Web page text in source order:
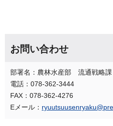
お問い合わせ
部署名：農林水産部 流通戦略課
電話：078-362-3444
FAX：078-362-4276
Eメール：